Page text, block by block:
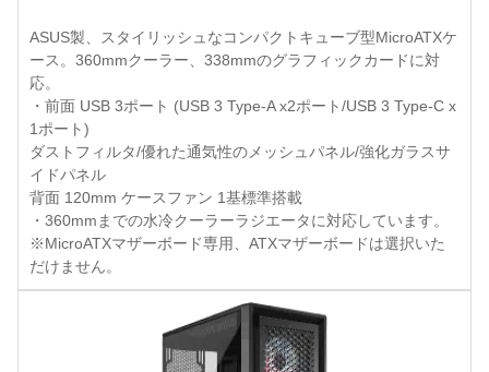
ASUS製、スタイリッシュなコンパクトキューブ型MicroATXケ
ース。360mmクーラー、338mmのグラフィックカードに対
応。
・前面 USB 3ポート (USB 3 Type-A x2ポート/USB 3 Type-C x
1ポート)
ダストフィルタ/優れた通気性のメッシュパネル/強化ガラスサ
イドパネル
背面 120mm ケースファン 1基標準搭載
・360mmまでの水冷クーラーラジエータに対応しています。
※MicroATXマザーボード専用、ATXマザーボードは選択いた
だけません。